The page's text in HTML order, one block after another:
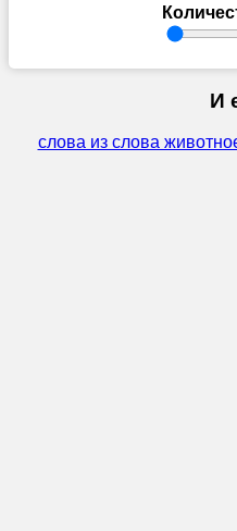
И
слова из слова